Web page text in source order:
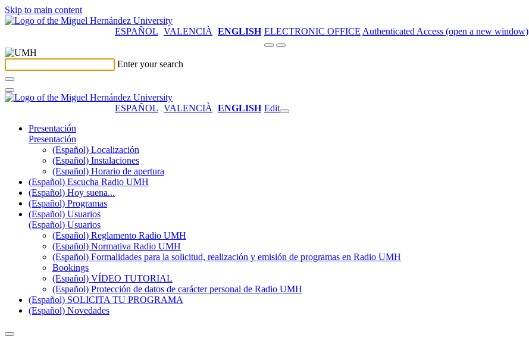
Skip to main content
ESPAÑOL VALENCIÀ ENGLISH ELECTRONIC OFFICE Authenticated Access (open a new window)
Enter your search
ESPAÑOL VALENCIÀ ENGLISH Edit
Presentación
Presentación
(Español) Localización
(Español) Instalaciones
(Español) Horario de apertura
(Español) Escucha Radio UMH
(Español) Hoy suena...
(Español) Programas
(Español) Usuarios
(Español) Usuarios
(Español) Reglamento Radio UMH
(Español) Normativa Radio UMH
(Español) Formalidades para la solicitud, realización y emisión de programas en Radio UMH
Bookings
(Español) VÍDEO TUTORIAL
(Español) Protección de datos de carácter personal de Radio UMH
(Español) SOLICITA TU PROGRAMA
(Español) Novedades